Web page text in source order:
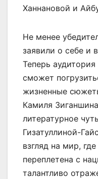
Ханнановой и
Не менее
заявили о себе и
Теперь
сможет
жизненные
Камиля
литературное
Гизатуллиной-
взгляд на мир,
переплетена с
талантливо